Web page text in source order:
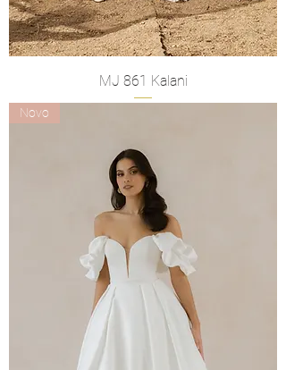
MJ 861 Kalani
Novo